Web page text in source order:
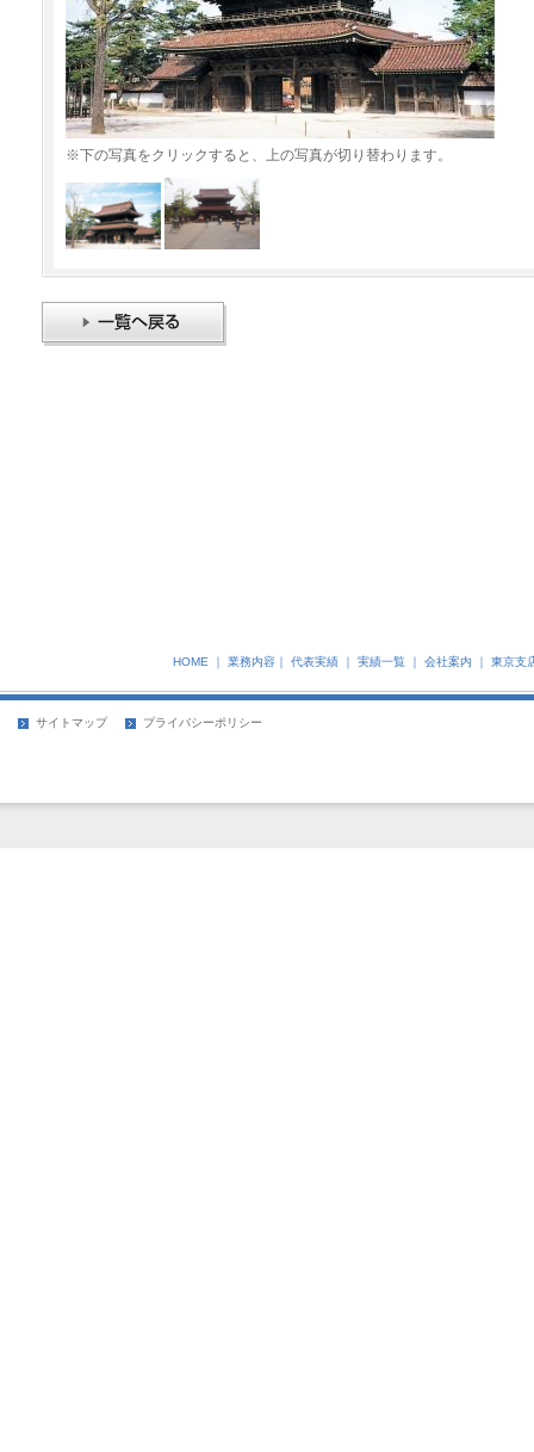
※下の写真をクリックすると、上の写真が切り替わります。
HOME ｜ 業務内容｜ 代表実績｜ 実績一覧｜ 会社案内 ｜ 東京支
サイトマップ プライバシーポリシー